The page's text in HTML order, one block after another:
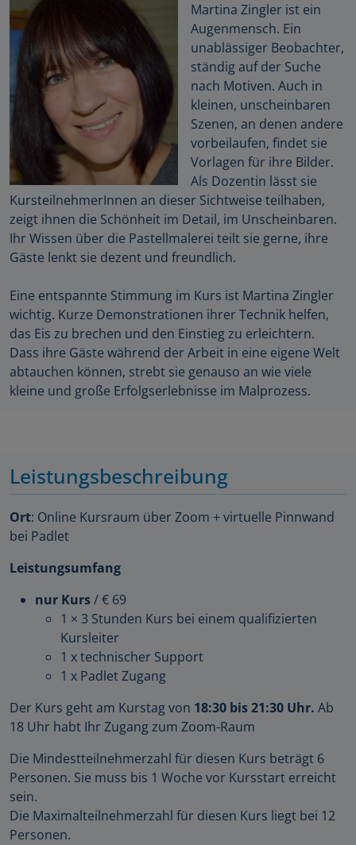
Martina Zingler ist ein
Augenmensch. Ein
unablässiger Beobachter,
ständig auf der Suche
nach Motiven. Auch in
kleinen, unscheinbaren
Szenen, an denen andere
vorbeilaufen, findet sie
Vorlagen für ihre Bilder.
Als Dozentin lässt sie
KursteilnehmerInnen an dieser Sichtweise teilhaben,
zeigt ihnen die Schönheit im Detail, im Unscheinbaren.
Ihr Wissen über die Pastellmalerei teilt sie gerne, ihre
Gäste lenkt sie dezent und freundlich.
Eine entspannte Stimmung im Kurs ist Martina Zingler
wichtig. Kurze Demonstrationen ihrer Technik helfen,
das Eis zu brechen und den Einstieg zu erleichtern.
Dass ihre Gäste während der Arbeit in eine eigene Welt
abtauchen können, strebt sie genauso an wie viele
kleine und große Erfolgserlebnisse im Malprozess.
Leistungsbeschreibung
Ort: Online Kursraum über Zoom + virtuelle Pinnwand
bei Padlet
Leistungsumfang
nur Kurs/ € 69
1 × 3 Stunden Kurs bei einem qualifizierten
Kursleiter
1 x technischer Support
1 x Padlet Zugang
Der Kurs geht am Kurstag von 18:30 bis 21:30 Uhr. Ab
18 Uhr habt Ihr Zugang zum Zoom-Raum
Die Mindestteilnehmerzahl für diesen Kurs beträgt 6
Personen. Sie muss bis 1 Woche vor Kursstart erreicht
sein.
Die Maximalteilnehmerzahl für diesen Kurs liegt bei 12
Personen.